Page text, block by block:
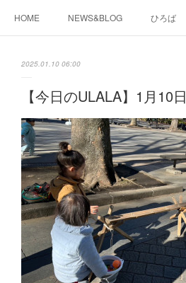
HOME NEWS&BLOG ひろば
2025.01.10 06:00
【今日のULALA】1月10日